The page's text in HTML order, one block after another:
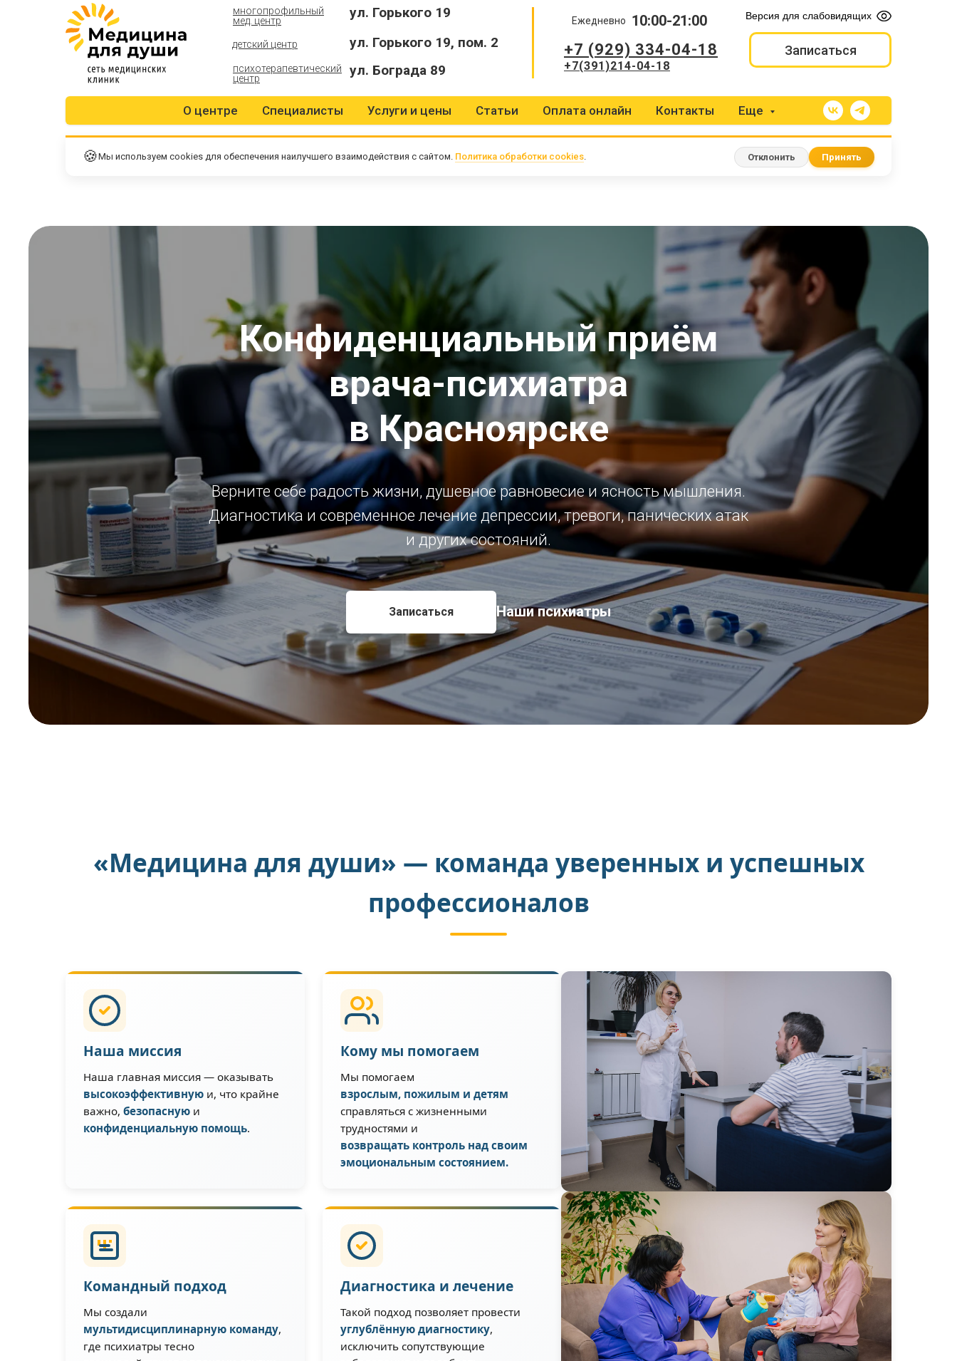
Версия для слабовидящих
Записаться
+7 (929) 334-04-18
+7(391)214-04-18
Ежедневно 10:00-21:00
ул. Горького 19
ул. Горького 19, пом. 2
ул. Бограда 89
психотерапевтический
центр
многопрофильный
мед. центр
детский центр
О центре Специалисты Услуги и цены Статьи Оплата онлайн Контакты Еще
🍪Мы используем cookies для обеспечения наилучшего взаимодействия с сайтом. Политика обработки cookies. Отклонить Принять
Конфиденциальный приём
врача-психиатра
в Красноярске
Верните себе радость жизни, душевное равновесие и ясность мышления.
Диагностика и современное лечение депрессии, тревоги, панических атак
и других состояний.
Записаться Наши психиатры
«Медицина для души» — команда уверенных и успешных
профессионалов
Наша миссия
Наша главная миссия — оказывать
высокоэффективную и, что крайне
важно, безопасную и
конфиденциальную помощь.
Кому мы помогаем
Мы помогаем
взрослым, пожилым и детям
справляться с жизненными
трудностями и
возвращать контроль над своим
эмоциональным состоянием.
Командный подход
Мы создали
мультидисциплинарную команду,
где психиатры тесно
Диагностика и лечение
Такой подход позволяет провести
углублённую диагностику,
исключить сопутствующие